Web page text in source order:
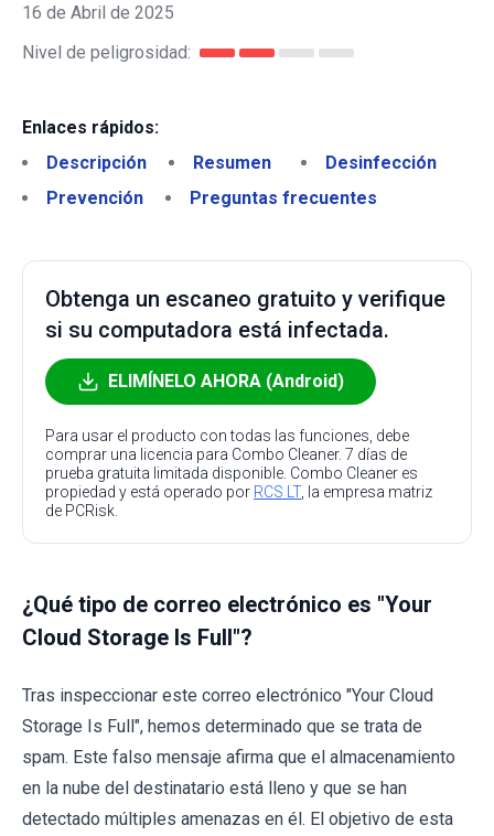
16 de Abril de 2025
Nivel de peligrosidad:
Enlaces rápidos:
Descripción
Resumen
Desinfección
Prevención
Preguntas frecuentes
Obtenga un escaneo gratuito y verifique
si su computadora está infectada.
ELIMÍNELO AHORA (Android)
Para usar el producto con todas las funciones, debe
comprar una licencia para Combo Cleaner. 7 días de
prueba gratuita limitada disponible. Combo Cleaner es
propiedad y está operado por RCS LT, la empresa matriz
de PCRisk.
¿Qué tipo de correo electrónico es "Your
Cloud Storage Is Full"?
Tras inspeccionar este correo electrónico "Your Cloud
Storage Is Full", hemos determinado que se trata de
spam. Este falso mensaje afirma que el almacenamiento
en la nube del destinatario está lleno y que se han
detectado múltiples amenazas en él. El objetivo de esta